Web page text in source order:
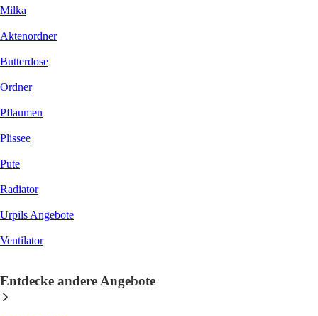
Milka
Aktenordner
Butterdose
Ordner
Pflaumen
Plissee
Pute
Radiator
Urpils Angebote
Ventilator
Entdecke andere Angebote